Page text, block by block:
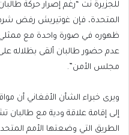
للجزيرة نت “رغم إصرار حركة
المتحدة، فإن غوتيريش رفض شرط
ظهوره في صورة واحدة مع
عدم حضور طالبان ألقى بظلاله على
مجلس الأمن”.
ويرى خبراء الشأن الأفغاني أن
إلى إقامة علاقة ودية مع طالبان
الطريق التي وضعتها الأمم